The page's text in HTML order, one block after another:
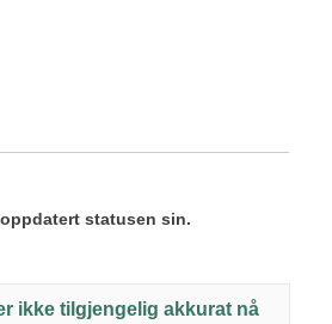
statusen sin.
ikke tilgjengelig akkurat nå